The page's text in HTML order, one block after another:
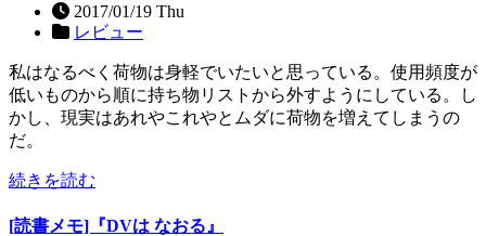
2017/01/19 Thu
レビュー
私はなるべく荷物は身軽でいたいと思っている。使用頻度が
低いものから順に持ち物リストから外すようにしている。し
かし、現実はあれやこれやとムダに荷物を増えてしまうの
だ。
続きを読む
[読書メモ]『DVは なおる』